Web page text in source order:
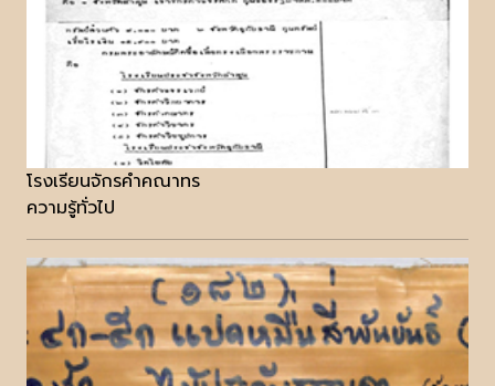
โรงเรียนจักรคำคณาทร
ความรู้ทั่วไป